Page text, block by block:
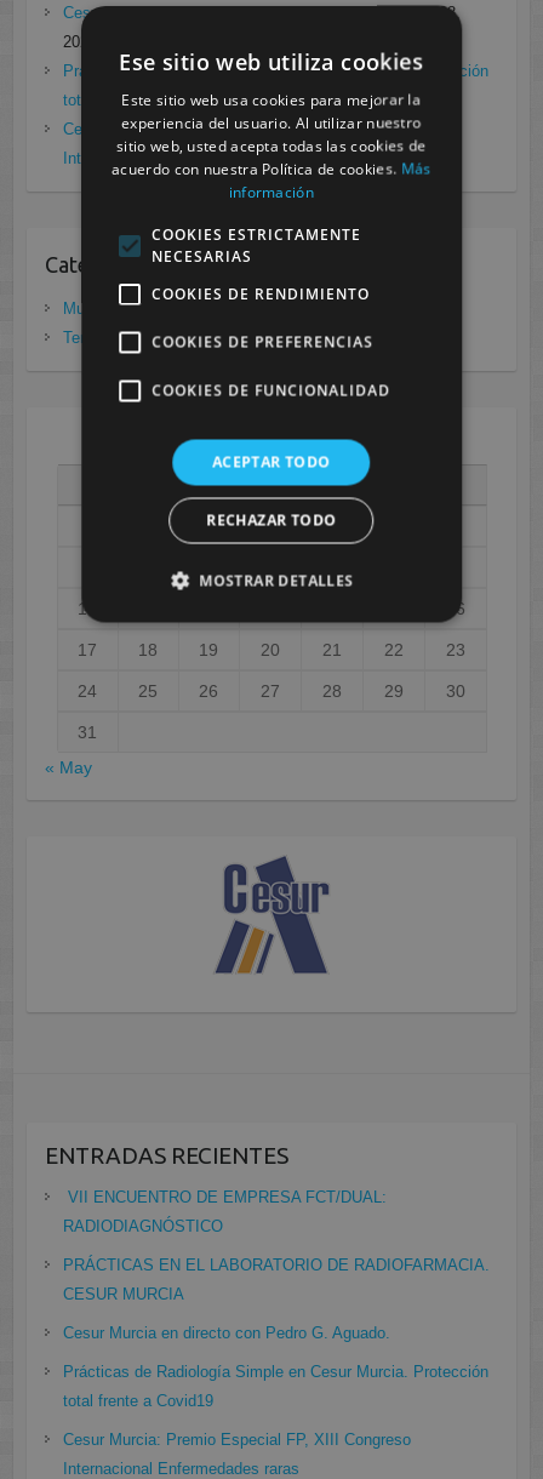
Cesur Murcia en directo con Pedro G. Aguado.
enero 28,
2021
Prácticas de Radiología Simple en Cesur Murcia. Protección
total frente a Covid19 enero 26, 2021
Cesur Murcia: Premio Especial FP, XIII Congreso
Internacional Enfermedades raras
noviembre 26, 2020
Categorias
Murcia
(281)
Tenerife (20)
X J V
10 16
17 18 19 20 21 22 23
24 25 26 27 28 29 30
31
« May
ENTRADAS RECIENTES
VII ENCUENTRO DE EMPRESA FCT/DUAL:
RADIODIAGNÓSTICO
PRÁCTICAS EN EL LABORATORIO DE RADIOFARMACIA.
CESUR MURCIA
Cesur Murcia en directo con Pedro G. Aguado.
Prácticas de Radiología Simple en Cesur Murcia. Protección
total frente a Covid19
Cesur Murcia: Premio Especial FP, XIII Congreso
Internacional Enfermedades raras
Ese sitio web utiliza cookies
Este sitio web usa cookies para mejorar la
experiencia del usuario. Al utilizar nuestro
sitio web, usted acepta todas las cookies de
acuerdo con nuestra Política de cookies. Más
información
COOKIES ESTRICTAMENTE
NECESARIAS
COOKIES DE RENDIMIENTO
COOKIES DE PREFERENCIAS
COOKIES DE FUNCIONALIDAD
ACEPTAR TODO
RECHAZAR TODO
MOSTRAR DETALLES